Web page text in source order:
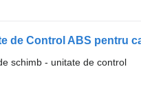
de Control ABS pentru
schimb - unitate de control